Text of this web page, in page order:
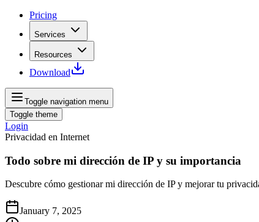
Pricing
Services
Resources
Download
Toggle navigation menu
Toggle theme
Login
Privacidad en Internet
Todo sobre mi dirección de IP y su importancia
Descubre cómo gestionar mi dirección de IP y mejorar tu
January 7, 2025